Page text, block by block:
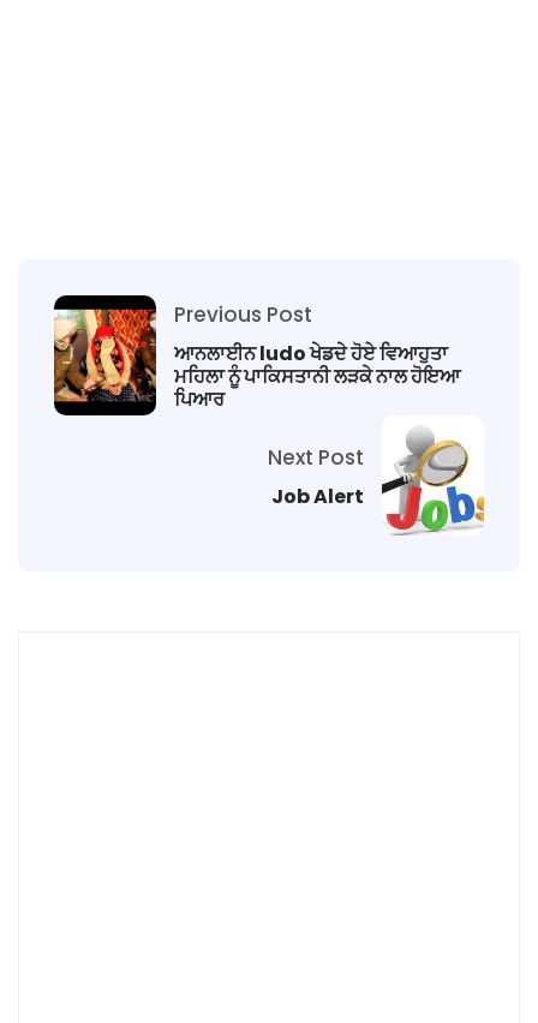
Previous Post
ਆਨਲਾਈਨ ludo ਖੇਡਦੇ ਹੋਏ ਵਿਆਹੁਤਾ
ਮਹਿਲਾ ਨੂੰ ਪਾਕਿਸਤਾਨੀ ਲੜਕੇ ਨਾਲ ਹੋਇਆ
ਪਿਆਰ
Next Post
Job Alert